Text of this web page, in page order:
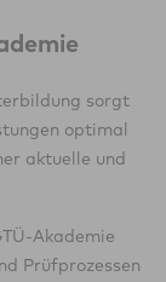
sorgt
optimal
aktuelle und
Akademie
Prüfprozessen